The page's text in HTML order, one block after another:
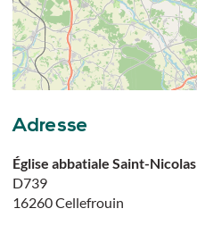
Adresse
Église abbatiale Saint-Nicolas
D739
16260Cellefrouin